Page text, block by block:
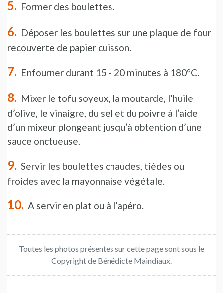
Former des boulettes.
Déposer les boulettes sur une plaque de four
recouverte de papier cuisson.
Enfourner durant 15 - 20 minutes à 180°C.
Mixer le tofu soyeux, la moutarde, l’huile
d’olive, le vinaigre, du sel et du poivre à l’aide
d’un mixeur plongeant jusqu’à obtention d’une
sauce onctueuse.
Servir les boulettes chaudes, tièdes ou
froides avec la mayonnaise végétale.
A servir en plat ou à l’apéro.
Toutes les photos présentes sur cette page sont sous le
Copyright de Bénédicte Maindiaux.